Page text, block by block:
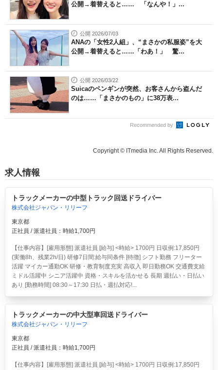
公開→着替えると…… 「なんや！」...
公開 2026/07/03
ANAの「女性2人組」、“まさかの私服姿”を大
公開→着替えると……「わあ！」 驚...
公開 2026/03/22
Suicaのペンギンが突然、お客さんから盗んだ
のは……「まさかのもの」に38万表...
Recommended by
Copyright © ITmedia Inc. All Rights Reserved.
求人情報
トラックメーカーの中型トラック回送ドライバー
株式会社ジャパン・リリーフ
東京都
正社員 / 派遣社員：時給1,700円
【仕事内容】[雇用形態] 派遣社員 [給与] <時給> 1700円 日収例:17,850円
(実働8h、残業2h/日) 研修7日間:給与同条件 [特徴] シフト勤務 フリーター
活躍 マイカー通勤OK 研修・教育制度充実 高収入 即日勤務OK 交通費支給
ミドル活躍中 シニア活躍中 資格・スキルを活かせる 長期 週払い・日払い
あり [勤務時間] 08:30～17:30 日払・週払対応!...
トラックメーカーの中大型車回送ドライバー
株式会社ジャパン・リリーフ
東京都
正社員 / 派遣社員：時給1,700円
【仕事内容】[雇用形態] 派遣社員 [給与] <時給> 1700円 日収例:17,850円